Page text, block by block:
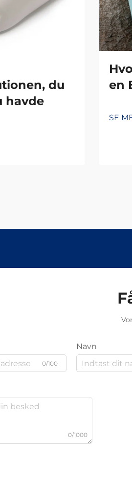
du
havde
en
SE
0/100
Navn
0/1000